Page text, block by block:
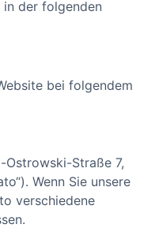
der folgenden
bei folgendem
Straße 7,
Wenn Sie unsere
verschiedene